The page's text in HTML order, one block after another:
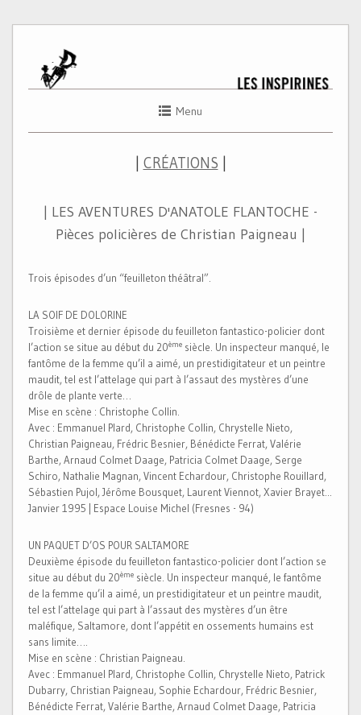
Menu
CRÉATIONS
| LES AVENTURES D'ANATOLE FLANTOCHE -
Pièces policières de Christian Paigneau |
Trois épisodes d’un “feuilleton théâtral”.
LA SOIF DE DOLORINE
Troisième et dernier épisode du feuilleton fantastico-policier dont
l’action se situe au début du 20èmesiècle. Un inspecteur manqué, le
fantôme de la femme qu’il a aimé, un prestidigitateur et un peintre
maudit, tel est l’attelage qui part à l’assaut des mystères d’une
drôle de plante verte…
Mise en scène : Christophe Collin.
Avec : Emmanuel Plard, Christophe Collin, Chrystelle Nieto,
Christian Paigneau, Frédric Besnier, Bénédicte Ferrat, Valérie
Barthe, Arnaud Colmet Daage, Patricia Colmet Daage, Serge
Schiro, Nathalie Magnan, Vincent Echardour, Christophe Rouillard,
Sébastien Pujol, Jérôme Bousquet, Laurent Viennot, Xavier Brayet...
Janvier 1995 | Espace Louise Michel (Fresnes - 94)
UN PAQUET D’OS POUR SALTAMORE
Deuxième épisode du feuilleton fantastico-policier dont l’action se
situe au début du 20èmesiècle. Un inspecteur manqué, le fantôme
de la femme qu’il a aimé, un prestidigitateur et un peintre maudit,
tel est l’attelage qui part à l’assaut des mystères d’un être
maléfique, Saltamore, dont l’appétit en ossements humains est
sans limite….
Mise en scène : Christian Paigneau.
Avec : Emmanuel Plard, Christophe Collin, Chrystelle Nieto, Patrick
Dubarry, Christian Paigneau, Sophie Echardour, Frédric Besnier,
Bénédicte Ferrat, Valérie Barthe, Arnaud Colmet Daage, Patricia